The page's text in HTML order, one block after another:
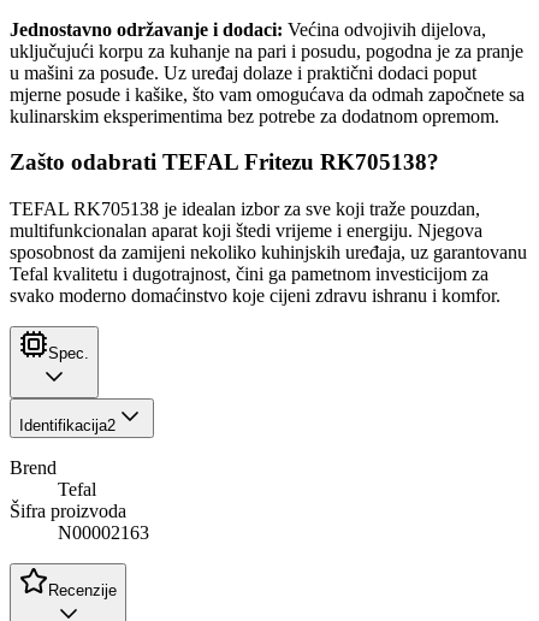
Jednostavno održavanje i dodaci: Većina odvojivih dijelova,
uključujući korpu za kuhanje na pari i posudu, pogodna je za pranje
u mašini za posuđe. Uz uređaj dolaze i praktični dodaci poput
mjerne posude i kašike, što vam omogućava da odmah započnete sa
kulinarskim eksperimentima bez potrebe za dodatnom opremom.
Zašto odabrati TEFAL Fritezu RK705138?
TEFAL RK705138 je idealan izbor za sve koji traže pouzdan,
multifunkcionalan aparat koji štedi vrijeme i energiju. Njegova
sposobnost da zamijeni nekoliko kuhinjskih uređaja, uz garantovanu
Tefal kvalitetu i dugotrajnost, čini ga pametnom investicijom za
svako moderno domaćinstvo koje cijeni zdravu ishranu i komfor.
Spec.
Identifikacija2
Brend
Tefal
Šifra proizvoda
N00002163
Recenzije